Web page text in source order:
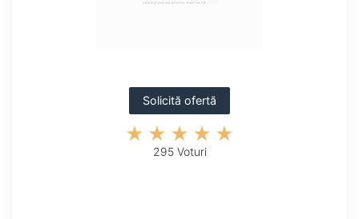
Solicită ofertă
295 Voturi